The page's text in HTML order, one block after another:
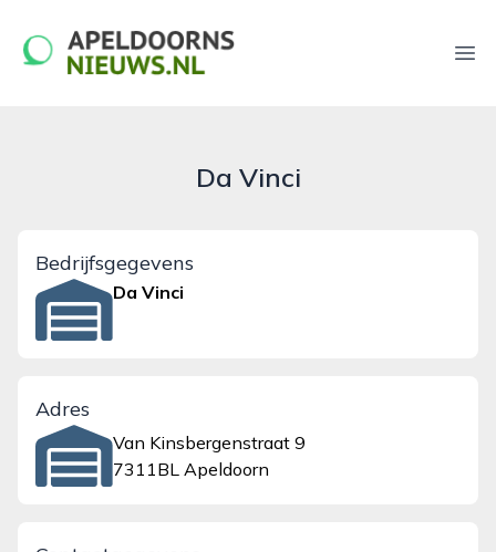
apeldoornsnieuws.nl
Da Vinci
Bedrijfsgegevens
Da Vinci
Adres
Van Kinsbergenstraat 9
7311BL Apeldoorn